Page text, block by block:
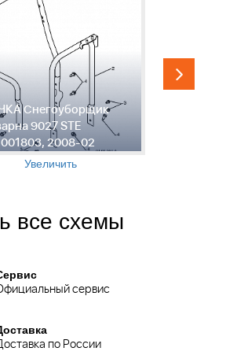
Снегоуборщик
9027 STE
2008-02
Увеличить
все схемы
сервис
по России